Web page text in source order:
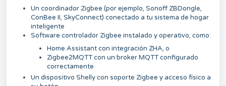
Un coordinador Zigbee (por ejemplo, Sonoff ZBDongle,
ConBee II, SkyConnect) conectado a tu sistema de hogar
inteligente
Software controlador Zigbee instalado y operativo, como:
Home Assistant con integración ZHA, o
Zigbee2MQTT con un broker MQTT configurado
correctamente
Un dispositivo Shelly con soporte Zigbee y acceso físico a